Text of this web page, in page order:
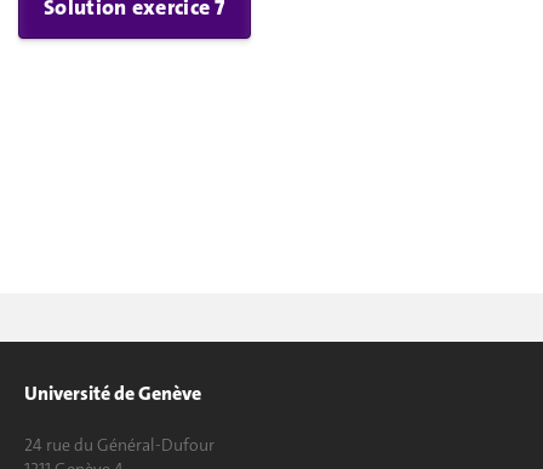
Solution exercice 7
Université de Genève
24 rue du Général-Dufour